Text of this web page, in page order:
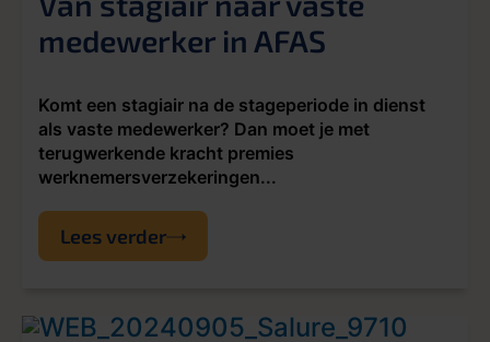
medewerker in AFAS
Komt een stagiair na de stageperiode in dienst
als vaste medewerker? Dan moet je met
terugwerkende kracht premies
werknemersverzekeringen...
Lees verder